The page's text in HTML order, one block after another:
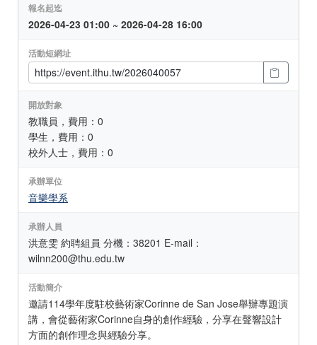
報名起迄
2026-04-23 01:00 ~ 2026-04-28 16:00
活動短網址
開放對象
教職員，費用：0
學生，費用：0
校外人士，費用：0
承辦單位
音樂學系
承辦人員
洪意雯 約聘組員 分機：38201 E-mail：
wilnn200@thu.edu.tw
活動簡介
邀請114學年度駐校藝術家Corinne de San Jose舉辦專題演
講，會從藝術家Corinne自身的創作經驗，分享在聲響設計
方面的創作理念與經驗分享。